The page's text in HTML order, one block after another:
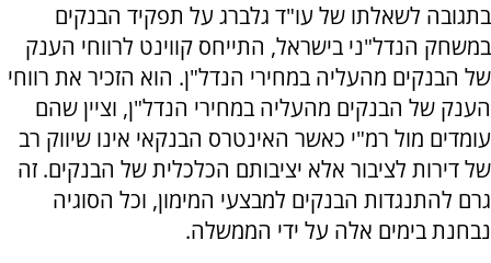
בתגובה לשאלתו של עו"ד גלברג על תפקיד הבנקים
במשחק הנדל"ני בישראל, התייחס קווינט לרווחי הענק
של הבנקים מהעליה במחירי הנדל"ן. הוא הזכיר את רווחי
הענק של הבנקים מהעליה במחירי הנדל"ן, וציין שהם
עומדים מול רמ"י כאשר האינטרס הבנקאי אינו שיווק רב
של דירות לציבור אלא יציבותם הכלכלית של הבנקים. זה
גרם להתנגדות הבנקים למבצעי המימון, וכל הסוגיה
נבחנת בימים אלה על ידי הממשלה.